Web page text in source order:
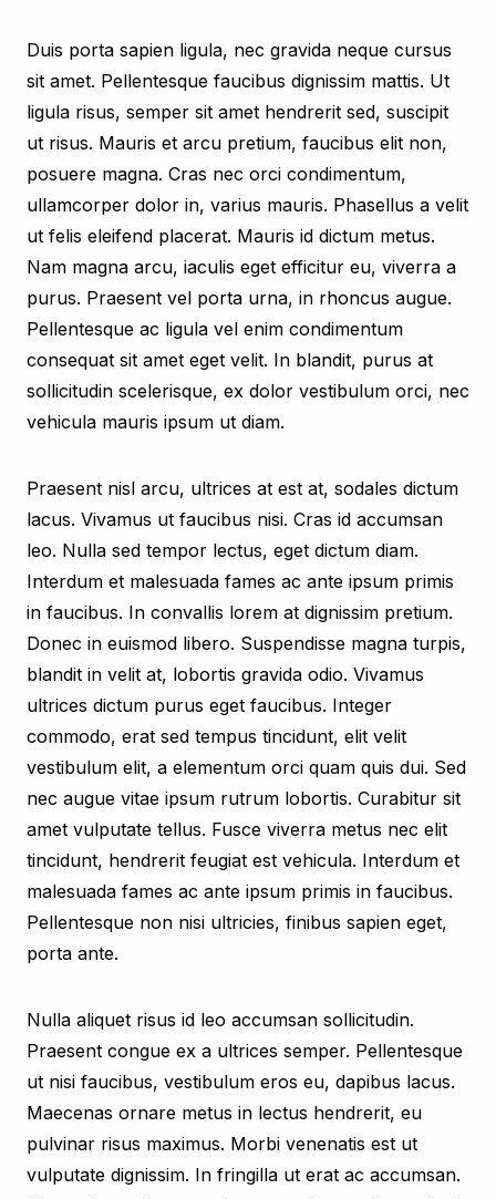
Duis porta sapien ligula, nec gravida neque cursus
sit amet. Pellentesque faucibus dignissim mattis. Ut
ligula risus, semper sit amet hendrerit sed, suscipit
ut risus. Mauris et arcu pretium, faucibus elit non,
posuere magna. Cras nec orci condimentum,
ullamcorper dolor in, varius mauris. Phasellus a velit
ut felis eleifend placerat. Mauris id dictum metus.
Nam magna arcu, iaculis eget efficitur eu, viverra a
purus. Praesent vel porta urna, in rhoncus augue.
Pellentesque ac ligula vel enim condimentum
consequat sit amet eget velit. In blandit, purus at
sollicitudin scelerisque, ex dolor vestibulum orci, nec
vehicula mauris ipsum ut diam.
Praesent nisl arcu, ultrices at est at, sodales dictum
lacus. Vivamus ut faucibus nisi. Cras id accumsan
leo. Nulla sed tempor lectus, eget dictum diam.
Interdum et malesuada fames ac ante ipsum primis
in faucibus. In convallis lorem at dignissim pretium.
Donec in euismod libero. Suspendisse magna turpis,
blandit in velit at, lobortis gravida odio. Vivamus
ultrices dictum purus eget faucibus. Integer
commodo, erat sed tempus tincidunt, elit velit
vestibulum elit, a elementum orci quam quis dui. Sed
nec augue vitae ipsum rutrum lobortis. Curabitur sit
amet vulputate tellus. Fusce viverra metus nec elit
tincidunt, hendrerit feugiat est vehicula. Interdum et
malesuada fames ac ante ipsum primis in faucibus.
Pellentesque non nisi ultricies, finibus sapien eget,
porta ante.
Nulla aliquet risus id leo accumsan sollicitudin.
Praesent congue ex a ultrices semper. Pellentesque
ut nisi faucibus, vestibulum eros eu, dapibus lacus.
Maecenas ornare metus in lectus hendrerit, eu
pulvinar risus maximus. Morbi venenatis est ut
vulputate dignissim. In fringilla ut erat ac accumsan.